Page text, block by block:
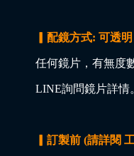
▎配鏡方式: 可透
任何鏡片，有無度
LINE詢問鏡片詳情
▎訂製前 (請詳閱